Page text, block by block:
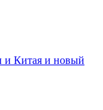
и Китая и новый